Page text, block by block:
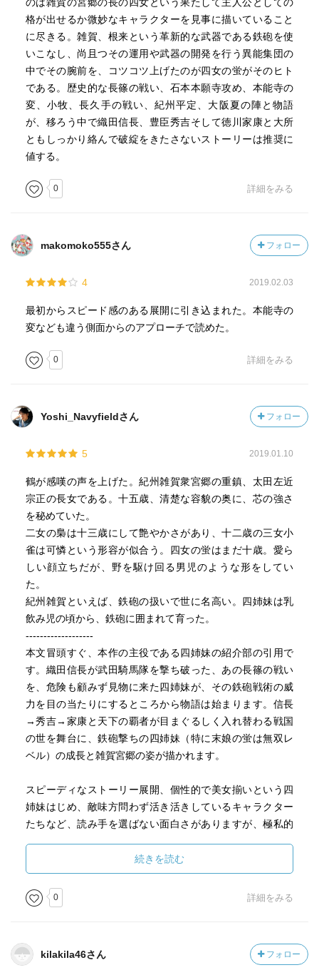
格が出せるか微妙なキャラクターを見事に描いていること
に尽きる。雑賀、根来という革新的な武器である鉄砲を使
いこなし、尚且つその運用や武器の開発を行う異能集団の
中でその腕前を、コツコツ上げたのが四女の蛍がそのヒト
である。歴史的な長篠の戦い、石本本願寺攻め、本能寺の
変、小牧、長久手の戦い、紀州平定、大阪夏の陣と物語
が、移ろう中で織田信長、豊臣秀吉そして徳川家康と大所
ともしっかり絡んで破綻をきたさないストーリーは推奨に
値する。
0 詳細をみる
makomoko555さん フォロー
4 2019.02.03
最初からスピード感のある展開に引き込まれた。本能寺の
変なども違う側面からのアプローチで読めた。
0 詳細をみる
Yoshi_Navyfieldさん フォロー
5 2019.01.10
鶴が感嘆の声を上げた。紀州雑賀衆宮郷の重鎮、太田左近
宗正の長女である。十五歳、清楚な容貌の奥に、芯の強さ
を秘めていた。
二女の梟は十三歳にして艶やかさがあり、十二歳の三女小
雀は可憐という形容が似合う。四女の蛍はまだ十歳。愛ら
しい顔立ちだが、野を駆け回る男児のような形をしてい
た。
紀州雑賀といえば、鉄砲の扱いで世に名高い。四姉妹は乳
飲み児の頃から、鉄砲に囲まれて育った。
-------------------
本文冒頭すぐ、本作の主役である四姉妹の紹介部の引用で
す。織田信長が武田騎馬隊を撃ち破った、あの長篠の戦い
を、危険も顧みず見物に来た四姉妹が、その鉄砲戦術の威
力を目の当たりにするところから物語は始まります。信長
→秀吉→家康と天下の覇者が目まぐるしく入れ替わる戦国
の世を舞台に、鉄砲撃ちの四姉妹（特に末娘の蛍は無双レ
ベル）の成長と雑賀宮郷の姿が描かれます。
スピーディなストーリー展開、個性的で美女揃いという四
姉妹はじめ、敵味方問わず活き活きしているキャラクター
たちなど、読み手を選ばない面白さがありますが、極私的
まず一つ目。
取り上げられている数々の事柄が、和田竜さんの作品好き
としてはたまりません！
国）、鉄砲撃ち（小太郎の左腕）、太田城の水攻め（場所
は違うけど、のぼうの城）などなど。そしてそれらが和田
続きを読む
0 詳細をみる
kilakila46さん フォロー